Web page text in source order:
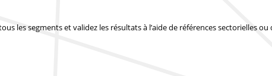
les segments et validez les résultats à l’aide de références sectorielles